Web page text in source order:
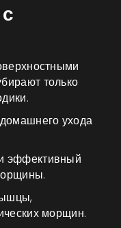
только
ухода
эффективный
морщин.